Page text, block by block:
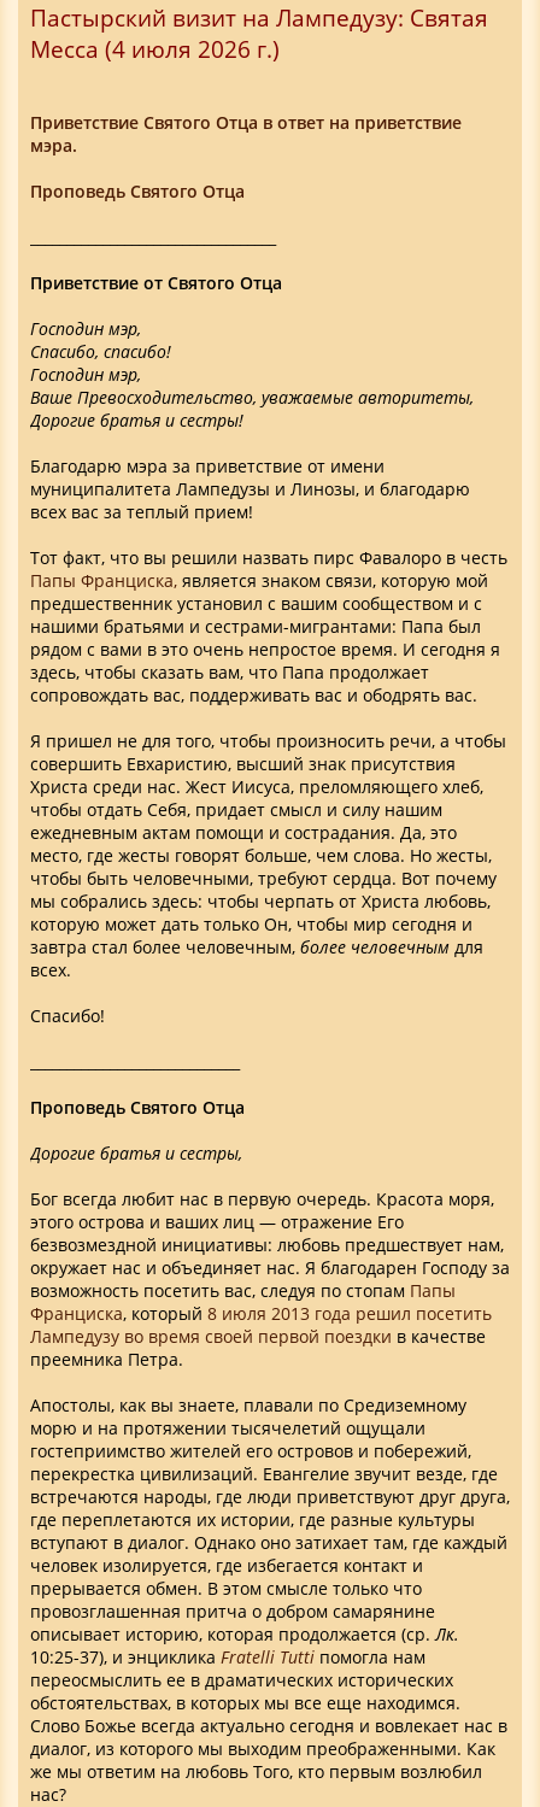
Пастырский визит на Лампедузу: Святая
Месса (4 июля 2026 г.)
Приветствие Святого Отца в ответ на приветствие
мэра.
Проповедь Святого Отца
Приветствие от Святого Отца
Господин мэр,
Спасибо, спасибо!
Господин мэр,
Ваше Превосходительство, уважаемые авторитеты,
Дорогие братья и сестры!
Благодарю мэра за приветствие от имени
муниципалитета Лампедузы и Линозы, и благодарю
всех вас за теплый прием!
Тот факт, что вы решили назвать пирс Фавалоро в честь
Папы Франциска, является знаком связи, которую мой
предшественник установил с вашим сообществом и с
нашими братьями и сестрами-мигрантами: Папа был
рядом с вами в это очень непростое время. И сегодня я
здесь, чтобы сказать вам, что Папа продолжает
сопровождать вас, поддерживать вас и ободрять вас.
Я пришел не для того, чтобы произносить речи, а чтобы
совершить Евхаристию, высший знак присутствия
Христа среди нас. Жест Иисуса, преломляющего хлеб,
чтобы отдать Себя, придает смысл и силу нашим
ежедневным актам помощи и сострадания. Да, это
место, где жесты говорят больше, чем слова. Но жесты,
чтобы быть человечными, требуют сердца. Вот почему
мы собрались здесь: чтобы черпать от Христа любовь,
которую может дать только Он, чтобы мир сегодня и
завтра стал более человечным, более человечным для
всех.
Спасибо!
Проповедь Святого Отца
Дорогие братья и сестры,
Бог всегда любит нас в первую очередь. Красота моря,
этого острова и ваших лиц — отражение Его
безвозмездной инициативы: любовь предшествует нам,
окружает нас и объединяет нас. Я благодарен Господу за
возможность посетить вас, следуя по стопам Папы
Франциска, который 8 июля 2013 года решил посетить
Лампедузу во время своей первой поездки в качестве
преемника Петра.
Апостолы, как вы знаете, плавали по Средиземному
морю и на протяжении тысячелетий ощущали
гостеприимство жителей его островов и побережий,
перекрестка цивилизаций. Евангелие звучит везде, где
встречаются народы, где люди приветствуют друг друга,
где переплетаются их истории, где разные культуры
вступают в диалог. Однако оно затихает там, где каждый
человек изолируется, где избегается контакт и
прерывается обмен. В этом смысле только что
провозглашенная притча о добром самарянине
описывает историю, которая продолжается (ср.Лк.
10:25-37), и энциклика Fratelli Tutti помогла нам
переосмыслить ее в драматических исторических
обстоятельствах, в которых мы все еще находимся.
Слово Божье всегда актуально сегодня и вовлекает нас в
диалог, из которого мы выходим преображенными. Как
же мы ответим на любовь Того, кто первым возлюбил
нас?